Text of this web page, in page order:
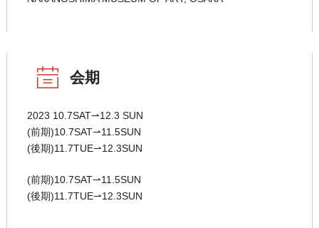
会期
2023 10.7SAT⇀12.3 SUN
(前期)10.7SAT⇀11.5SUN
(後期)11.7TUE⇀12.3SUN
(前期)10.7SAT⇀11.5SUN
(後期)11.7TUE⇀12.3SUN